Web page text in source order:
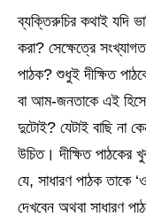
ব্যক্তিরুচির কথাই যদি
করা? সেক্ষেত্রে
পাঠক? শুধুই দীক্ষিত
বা আম-জনতাকে এই
দুটোই? যেটাই বাছি না
উচিত। দীক্ষিত পাঠকের
যে, সাধারণ পাঠক তাকে
দেখবেন অথবা সাধারণ